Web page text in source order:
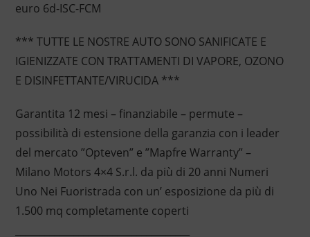
euro 6d-ISC-FCM
*** TUTTE LE NOSTRE AUTO SONO SANIFICATE E
IGIENIZZATE CON TRATTAMENTI DI VAPORE, OZONO
E DISINFETTANTE/VIRUCIDA ***
Garantita 12 mesi – finanziabile – permute –
possibilità di estensione della garanzia con i leader
del mercato ”Opteven” e ”Mapfre Warranty” –
Milano Motors 4×4 S.r.l. da più di 20 anni Numeri
Uno Nei Fuoristrada con un’ esposizione da più di
1.500 mq completamente coperti